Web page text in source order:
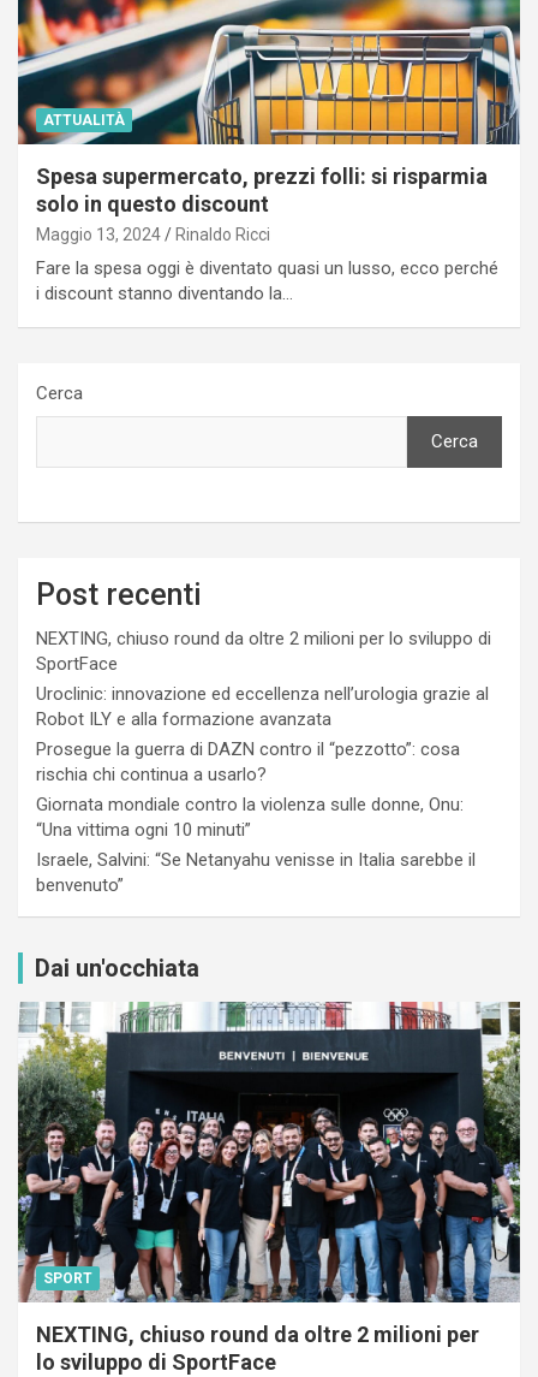
ATTUALITÀ
Spesa supermercato, prezzi folli: si risparmia
solo in questo discount
Maggio 13, 2024 Rinaldo Ricci
Fare la spesa oggi è diventato quasi un lusso, ecco perché
i discount stanno diventando la…
Cerca
Cerca
Post recenti
NEXTING, chiuso round da oltre 2 milioni per lo sviluppo di
SportFace
Uroclinic: innovazione ed eccellenza nell’urologia grazie al
Robot ILY e alla formazione avanzata
Prosegue la guerra di DAZN contro il “pezzotto”: cosa
rischia chi continua a usarlo?
Giornata mondiale contro la violenza sulle donne, Onu:
“Una vittima ogni 10 minuti”
Israele, Salvini: “Se Netanyahu venisse in Italia sarebbe il
benvenuto”
Dai un'occhiata
SPORT
NEXTING, chiuso round da oltre 2 milioni per
lo sviluppo di SportFace